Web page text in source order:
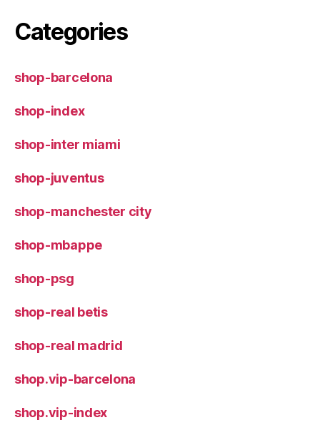
Categories
shop-barcelona
shop-index
shop-inter miami
shop-juventus
shop-manchester city
shop-mbappe
shop-psg
shop-real betis
shop-real madrid
shop.vip-barcelona
shop.vip-index